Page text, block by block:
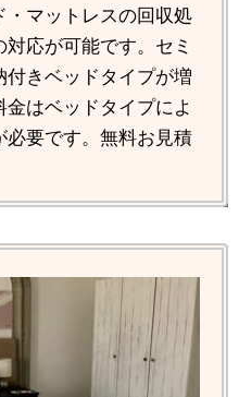
・マットレスの回収処
応が可能です。セミ
付きベッドタイプが増
はベッドタイプによ
必要です。無料お見積